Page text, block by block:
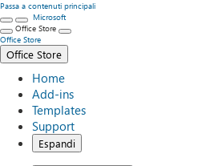
Passa a contenuti principali
Microsoft
Office Store
Office Store
Office Store
Home
Add-ins
Templates
Support
Espandi